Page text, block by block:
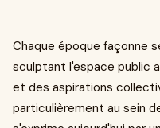
Chaque époque façonne
sculptant l'espace public
et des aspirations
particulièrement au sein